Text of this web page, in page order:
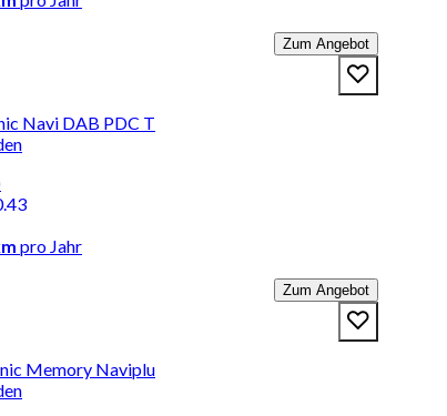
Zum Angebot
Navi DAB PDC T
pro Jahr
Zum Angebot
Memory Naviplu